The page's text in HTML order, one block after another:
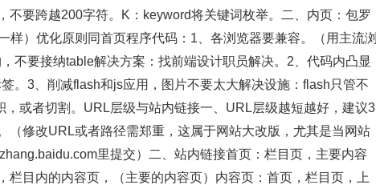
不要跨越200字符。K：keyword将关键词枚举。二、内页：包罗
样）优化原则同首页程序代码：1、各浏览器要兼容。（用主流浏
不要接纳table解决方案：找前端设计职员解决。2、代码内凸显
。3、削减flash和js应用，图片不要太大解决设施：flash只管不
或者切割。URL层级与站内链接一、URL层级越短越好，建议3
（修改URL或者路径需郑重，这属于网站大改版，尤其是当网站
里提交）二、站内链接首页：栏目页，主要内容
栏目内的内容页，（主要的内容页）内容页：首页，栏目页，上